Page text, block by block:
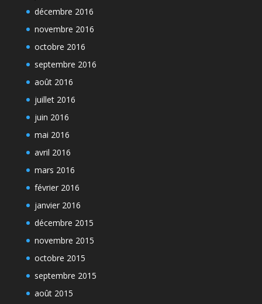
décembre 2016
novembre 2016
octobre 2016
septembre 2016
août 2016
juillet 2016
juin 2016
mai 2016
avril 2016
mars 2016
février 2016
janvier 2016
décembre 2015
novembre 2015
octobre 2015
septembre 2015
août 2015